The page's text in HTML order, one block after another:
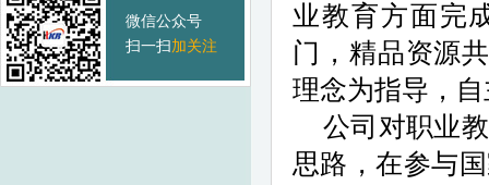
微信公众号
扫一扫 加关注
业教育方面完
门，精品资源
理念为指导，
公司对职业
思路，在参与